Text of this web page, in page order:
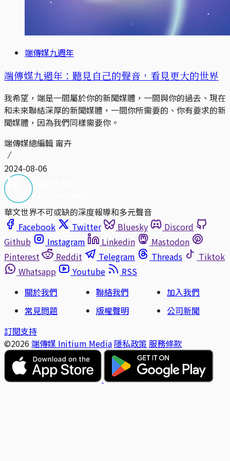
端傳媒九週年
端傳媒九週年：聽見自己的聲音，看見更大的世界
我希望，端是一間屬於你的新聞媒體，一間與你的過去、現在
和未來聯結深厚的新聞媒體，一間你所需要的、你有要求的新
聞媒體，因為我們同樣需要你。
端傳媒總編輯 甯卉
2024-08-06
華文世界不可或缺的深度報導和多元聲音
Facebook
Twitter Bluesky
Discord
Github
Instagram Linkedin
Mastodon
Pinterest
Reddit Telegram Threads
Tiktok
Whatsapp
Youtube
RSS
關於我們
聯絡我們
加入我們
常見問題
版權聲明
公司新聞
訂閱支持
©2026 端傳媒 Initium Media 隱私政策 服務條款